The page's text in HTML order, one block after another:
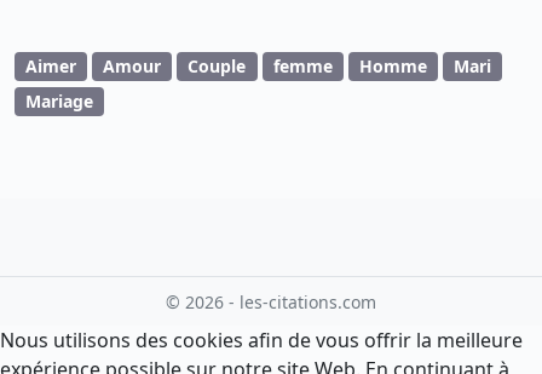
Aimer Amour Couple femme Homme
Mari
Mariage
© 2026 - les-citations.com
Nous utilisons des cookies afin de vous offrir la meilleure
expérience possible sur notre site Web. En continuant à